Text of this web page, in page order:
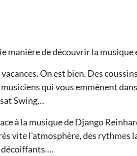
manière de découvrir la
vacances. On est bien. Des
qui vous emmènent
Swing…
à la musique de Django
vite l'atmosphère, des rythmes
décoiffants….